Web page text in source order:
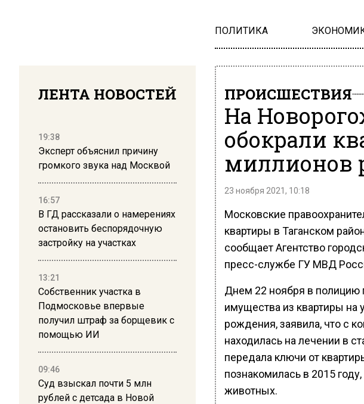
ПОЛИТИКА
ЛЕНТА НОВОСТЕЙ
19:38
Эксперт объяснил причину
громкого звука над Москвой
16:57
В ГД рассказали о намерениях
остановить беспорядочную
застройку на участках
13:21
Собственник участка в
Подмосковье впервые
получил штраф за борщевик с
помощью ИИ
09:46
Суд взыскал почти 5 млн
рублей с детсада в Новой
ПРОИСШЕСТВИЯ
На
обокрали
миллионов
23 ноября 2021, 10:18
Московские
квартиры в Таганском
сообщает Агентство
пресс-службе ГУ МВД
Днем 22 ноября в полицию
имущества из квартиры
рождения, заявила, что с
находилась на лечении в
передала ключи от
познакомилась в 2015
животных.